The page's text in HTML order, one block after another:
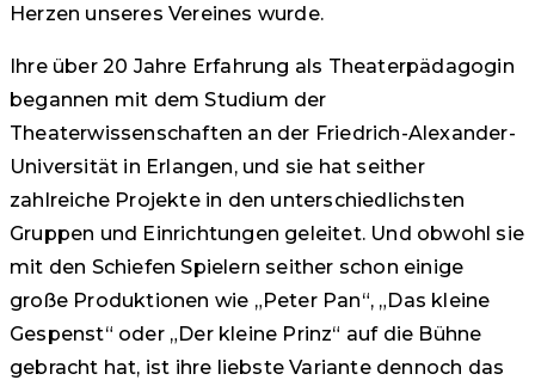
Herzen unseres Vereines wurde.
Ihre über 20 Jahre Erfahrung als Theaterpädagogin
begannen mit dem Studium der
Theaterwissenschaften an der Friedrich-Alexander-
Universität in Erlangen, und sie hat seither
zahlreiche Projekte in den unterschiedlichsten
Gruppen und Einrichtungen geleitet. Und obwohl sie
mit den Schiefen Spielern seither schon einige
große Produktionen wie „Peter Pan“, „Das kleine
Gespenst“ oder „Der kleine Prinz“ auf die Bühne
gebracht hat, ist ihre liebste Variante dennoch das